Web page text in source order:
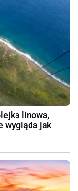
linowa,
wygląda jak